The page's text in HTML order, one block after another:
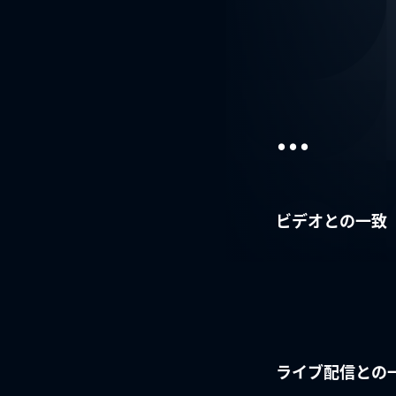
...
ビデオとの一致
ライブ配信との